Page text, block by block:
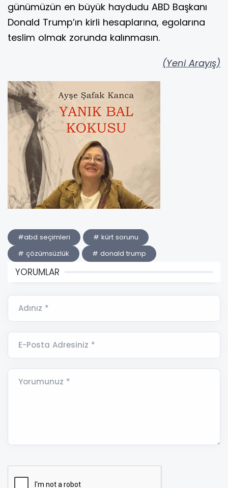
günümüzün en büyük haydudu ABD Başkanı
Donald Trump’ın kirli hesaplarına, egolarına
teslim olmak zorunda kalınmasın.
(Yeni Arayış)
#abd seçimleri
# kürt sorunu
# çözümsüzlük
# donald trump
YORUMLAR
Adınız *
E-Posta Adresiniz *
Yorumunuz *